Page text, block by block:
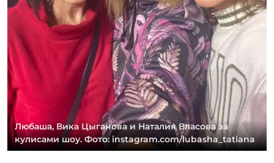
Любаша, Вика Цыганова и Наталия Власова за
кулисами шоу. Фото: instagram.com/lubasha_tatiana